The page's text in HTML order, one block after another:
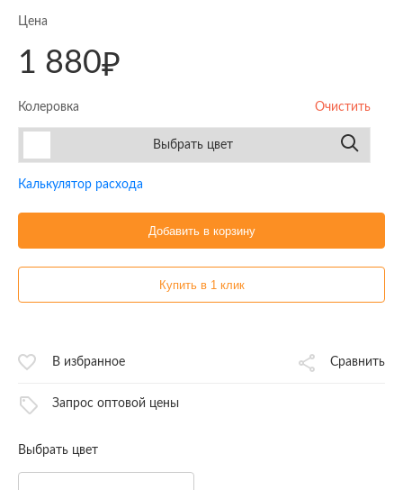
Цена
1 880₽
Колеровка Очистить
Выбрать цвет
Калькулятор расхода
Добавить в корзину
Купить в 1 клик
В избранное Сравнить
Запрос оптовой цены
Выбрать цвет